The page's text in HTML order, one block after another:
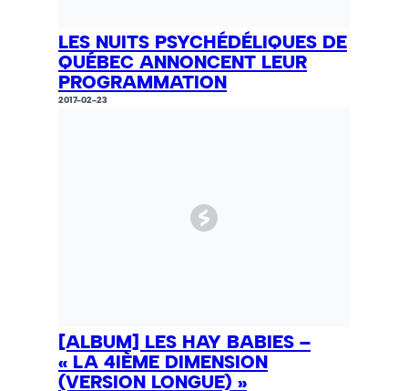
LES NUITS PSYCHÉDÉLIQUES DE
QUÉBEC ANNONCENT LEUR
PROGRAMMATION
2017-02-23
[ALBUM] LES HAY BABIES –
« LA 4IÈME DIMENSION
(VERSION LONGUE) »